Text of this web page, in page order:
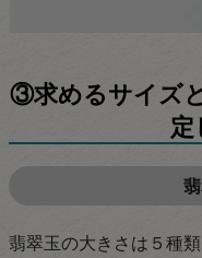
③求めるサイズ
定
翡翠玉の大きさは５種